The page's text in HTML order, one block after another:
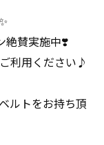
絶賛実施中❣️
利用ください♪
ルトをお持ち頂